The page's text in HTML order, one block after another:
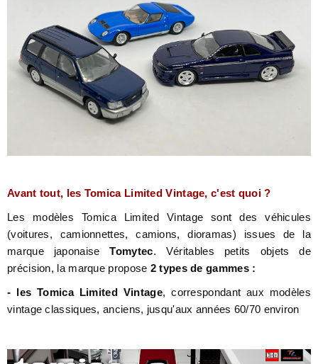
Avant tout, les Tomica Limited Vintage, c'est quoi ?
Les modèles Tomica Limited Vintage sont des véhicules
(voitures, camionnettes, camions, dioramas) issues de la
marque japonaiseTomytec. Véritables petits objets de
précision, la marque propose 2 types de gammes :
- les Tomica Limited Vintage, correspondant aux modèles
vintage classiques, anciens, jusqu'aux années 60/70 environ